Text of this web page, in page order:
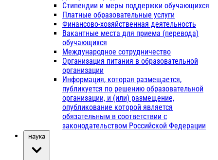
Стипендии и меры поддержки обучающихся
Платные образовательные услуги
Финансово-хозяйственная деятельность
Вакантные места для приема (перевода)
обучающихся
Международное сотрудничество
Организация питания в образовательной
организации
Информация, которая размещается,
публикуется по решению образовательной
организации, и (или) размещение,
опубликование которой является
обязательным в соответствии с
законодательством Российской Федерации
Наука